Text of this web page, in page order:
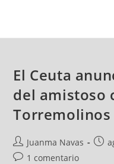
El Ceuta
del amistoso
Torremolinos
Juanma Navas
1 comentario